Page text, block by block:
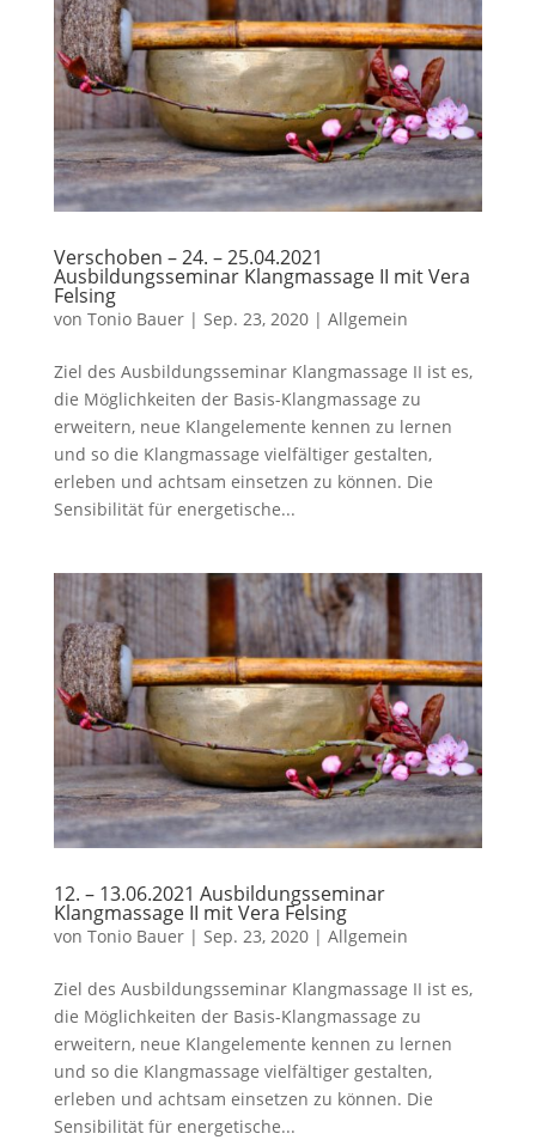
Verschoben – 24. – 25.04.2021
Ausbildungsseminar Klangmassage II mit Vera
Felsing
von Tonio Bauer| Sep. 23, 2020| Allgemein
Ziel des Ausbildungsseminar Klangmassage II ist es,
die Möglichkeiten der Basis-Klangmassage zu
erweitern, neue Klangelemente kennen zu lernen
und so die Klangmassage vielfältiger gestalten,
erleben und achtsam einsetzen zu können. Die
Sensibilität für energetische...
12. – 13.06.2021 Ausbildungsseminar
Klangmassage II mit Vera Felsing
von Tonio Bauer| Sep. 23, 2020| Allgemein
Ziel des Ausbildungsseminar Klangmassage II ist es,
die Möglichkeiten der Basis-Klangmassage zu
erweitern, neue Klangelemente kennen zu lernen
und so die Klangmassage vielfältiger gestalten,
erleben und achtsam einsetzen zu können. Die
Sensibilität für energetische...